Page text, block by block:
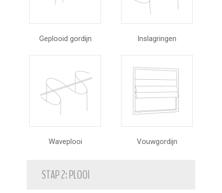
Geplooid gordijn Inslagringen
Waveplooi Vouwgordijn
STAP 2: PLOOI